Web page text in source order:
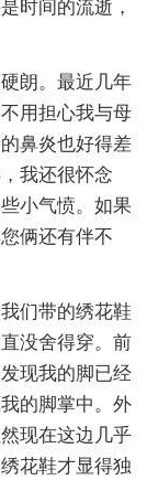
时间的流逝，
朗。最近几年
用担心我与母
鼻炎也好得差
我还很怀念
小气愤。如果
俩还有伴不
们带的绣花鞋
没舍得穿。前
现我的脚已经
的脚掌中。外
现在这边几乎
花鞋才显得独